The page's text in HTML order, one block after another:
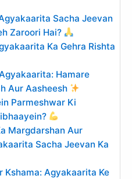
Sacha Jeevan
Zaroori Hai?
Ka Gehra Rishta
Hamare
Aur Aasheesh
Parmeshwar Ki
Margdarshan Aur
Sacha Jeevan Ka
Kshama: Agyakaarita Ke